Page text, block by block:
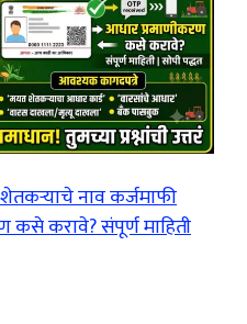
नाव कर्जमाफी
कसे करावे? संपूर्ण माहिती